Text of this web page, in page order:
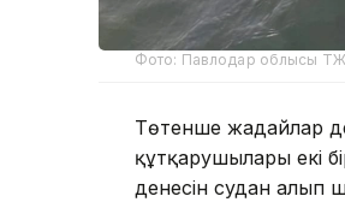
Фото: Павлодар облысы
Төтенше жағдайлар
құтқарушылары екі
денесін судан алып